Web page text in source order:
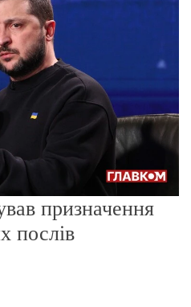
призначення
послів